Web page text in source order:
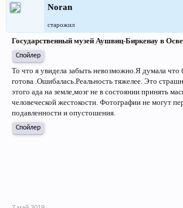
Noran
старожил
Государственный музей Аушвиц-Биркенау в
Спойлер
То что я увидела забыть невозможно.Я думала что
готова .Ошибалась.Реальность тяжелее. Это
этого ада на земле,мозг не в состоянии принять
человеческой жестокости. Фотографии не могут
подавленности и опустошения.
Спойлер